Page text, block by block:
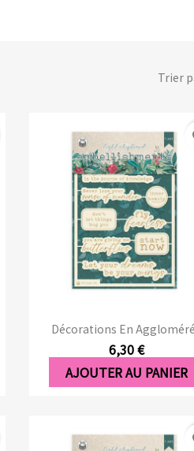
Trier
Décorations En
6,30 €
AJOUTER AU PANIER
Aperçu rapide